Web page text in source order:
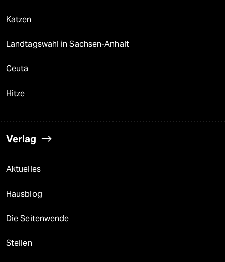
Katzen
Landtagswahl in Sachsen-Anhalt
Ceuta
Hitze
Verlag
Aktuelles
Hausblog
Die Seitenwende
Stellen